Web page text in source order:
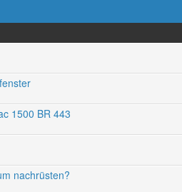
1500 BR 443
nachrüsten?